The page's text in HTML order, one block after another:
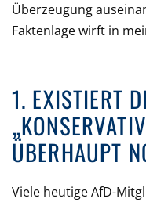
Überzeugung
Faktenlage wirft in
1. EXISTIERT
ÜBERHAUPT
Viele heutige AfD-